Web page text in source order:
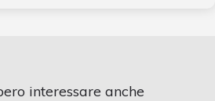
interessare anche